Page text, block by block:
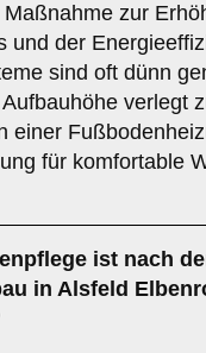
zur
und der
sind oft dünn
verlegt
einer
für komfortable
ist nach
in Alsfeld